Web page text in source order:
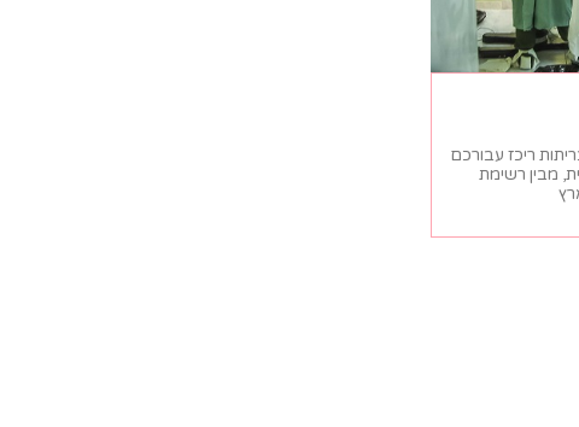
ריכז עבורכם
מבין רשימת